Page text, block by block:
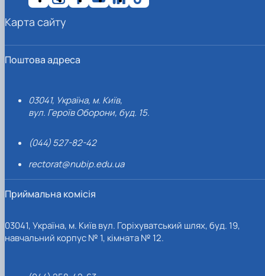
Поштова адреса
03041, Україна, м. Київ,
вул. Героїв Оборони, буд. 15.
(044) 527-82-42
rectorat@nubip.edu.ua
Приймальна комісія
03041, Україна, м. Київ вул. Горіхуватський шлях, буд. 19,
навчальний корпус № 1, кімната № 12.
Карта сайту